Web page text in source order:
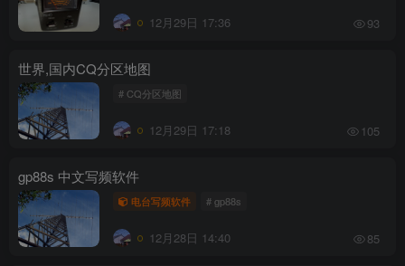
12月29日 17:36 93
世界,国内CQ分区地图
# CQ分区地图
12月29日 17:18 105
gp88s 中文写频软件
电台写频软件 # gp88s
12月28日 14:40 85